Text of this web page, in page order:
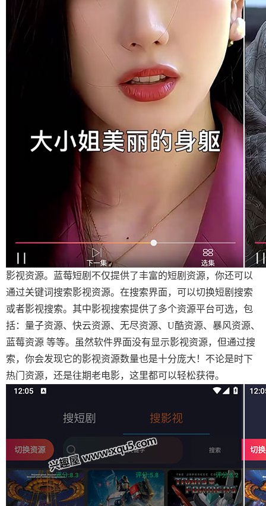
影视资源。蓝莓短剧不仅提供了丰富的短剧资源，你还可以
通过关键词搜索影视资源。在搜索界面，可以切换短剧搜索
或者影视搜索。其中影视搜索提供了多个资源平台可选，包
括：量子资源、快云资源、无尽资源、U酷资源、暴风资源、
蓝莓资源 等等。虽然软件界面没有显示影视资源，但通过搜
索，你会发现它的影视资源数量也是十分庞大！不论是时下
热门资源，还是往期老电影，这里都可以轻松获得。